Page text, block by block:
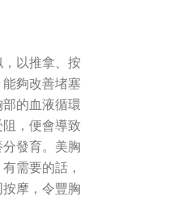
以推拿、按
夠改善堵塞
的血液循環
，便會導致
發育。美胸
需要的話，
摩，令豐胸